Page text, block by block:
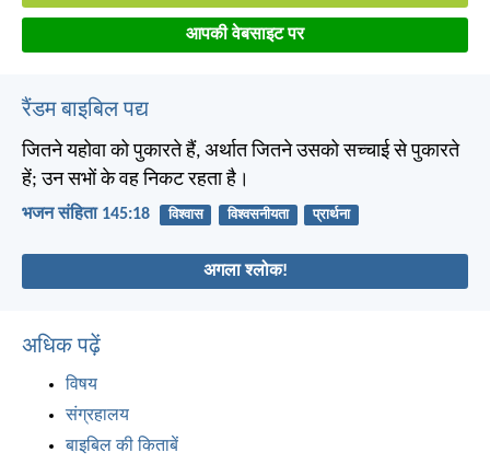
आपकी वेबसाइट पर
रैंडम बाइबिल पद्य
जितने यहोवा को पुकारते हैं, अर्थात जितने उसको सच्चाई से पुकारते
हें; उन सभों के वह निकट रहता है।
भजन संहिता 145:18 विश्वास विश्वसनीयता प्रार्थना
अगला श्लोक!
अधिक पढ़ें
विषय
संग्रहालय
बाइबिल की किताबें